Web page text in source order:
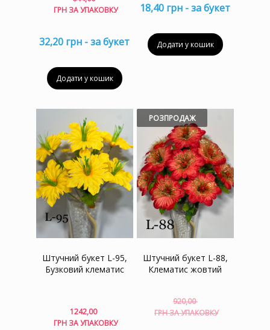
упаковку.
ГРН ЗА УПАКОВКУціна:
упаковку.
32,20 грн - за букет
Додати у кошик
18,40 грн - за букет
Додати у кошик
Штучний букет L-95,
Бузковий клематис
1242,00
ГРН ЗА УПАКОВКУ
РОЗПРОДАЖ
Штучний букет L-88,
Клематис жовтий
920,00
ГРН ЗА УПАКОВКУ